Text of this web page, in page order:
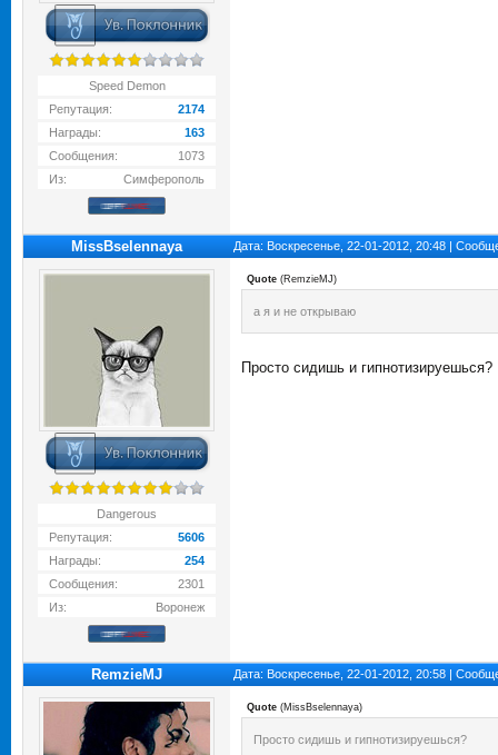
Speed Demon
Репутация:
2174
Награды:
163
Сообщения:
1073
Из:
Симферополь
MissBselennaya Дата: Воскресенье, 22-01-2012, 20:48 |
Dangerous
Репутация:
5606
Награды:
254
Сообщения:
2301
Из:
Воронеж
Quote (RemzieMJ)
а я и не открываю
Просто сидишь и гипнотизируешься?
RemzieMJ Дата: Воскресенье, 22-01-2012, 20:58 |
Quote (MissBselennaya)
Просто сидишь и гипнотизируешься?